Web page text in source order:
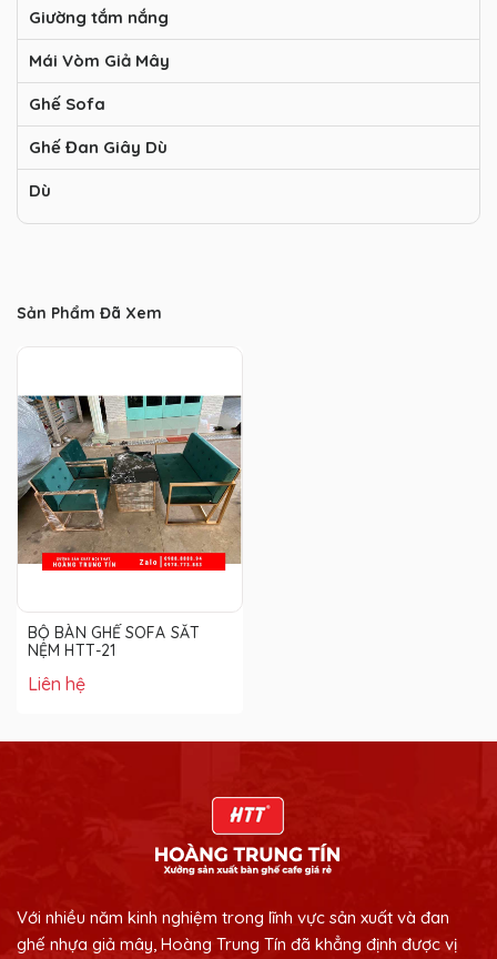
Giường tắm nắng
Mái Vòm Giả Mây
Ghế Sofa
Ghế Đan Giây Dù
Dù
Sản Phẩm Đã Xem
BỘ BÀN GHẾ SOFA SẮT
NỆM HTT-21
Liên hệ
Với nhiều năm kinh nghiệm trong lĩnh vực sản xuất và đan
ghế nhựa giả mây, Hoàng Trung Tín đã khẳng định được vị